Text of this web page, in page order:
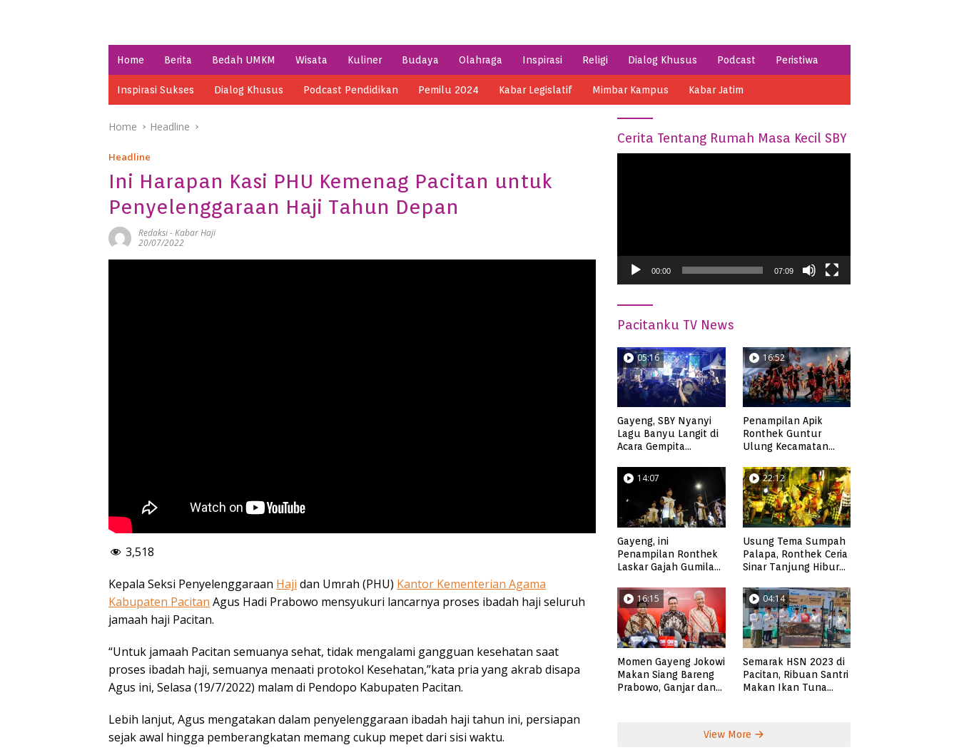
Home Berita Bedah UMKM Wisata Kuliner Budaya Olahraga Inspirasi Religi Dialog Khusus Podcast Peristiwa
Inspirasi Sukses Dialog Khusus Podcast Pendidikan Pemilu 2024 Kabar Legislatif Mimbar Kampus Kabar Jatim
Home Headline
Headline
Ini Harapan Kasi PHU Kemenag Pacitan untuk
Penyelenggaraan Haji Tahun Depan
Redaksi-Kabar Haji
20/07/2022
3,518
Kepala Seksi Penyelenggaraan Haji dan Umrah (PHU) Kantor Kementerian Agama
Kabupaten Pacitan Agus Hadi Prabowo mensyukuri lancarnya proses ibadah haji seluruh
jamaah haji Pacitan.
“Untuk jamaah Pacitan semuanya sehat, tidak mengalami gangguan kesehatan saat
proses ibadah haji, semuanya menaati protokol Kesehatan,”kata pria yang akrab disapa
Agus ini, Selasa (19/7/2022) malam di Pendopo Kabupaten Pacitan.
Lebih lanjut, Agus mengatakan dalam penyelenggaraan ibadah haji tahun ini, persiapan
sejak awal hingga pemberangkatan memang cukup mepet dari sisi waktu.
Cerita Tentang Rumah Masa Kecil SBY
00:00 07:09
Pacitanku TV News
05:16
Gayeng, SBY Nyanyi
Lagu Banyu Langit di
Acara Gempita
16:52
Penampilan Apik
Ronthek Guntur
Ulung Kecamatan
14:07
Gayeng, ini
Penampilan Ronthek
Laskar Gajah Gumilap
22:12
Usung Tema Sumpah
Palapa, Ronthek Ceria
Sinar Tanjung Hibur
FRP 2023
16:15
Momen Gayeng Jokowi
Makan Siang Bareng
Prabowo, Ganjar dan
04:14
Semarak HSN 2023 di
Pacitan, Ribuan Santri
Makan Ikan Tuna
View More